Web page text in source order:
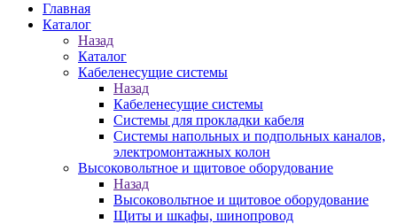
Главная
Каталог
Назад
Каталог
Кабеленесущие системы
Назад
Кабеленесущие системы
Системы для прокладки кабеля
Системы напольных и подпольных каналов,
электромонтажных колон
Высоковольтное и щитовое оборудование
Назад
Высоковольтное и щитовое оборудование
Щиты и шкафы, шинопровод